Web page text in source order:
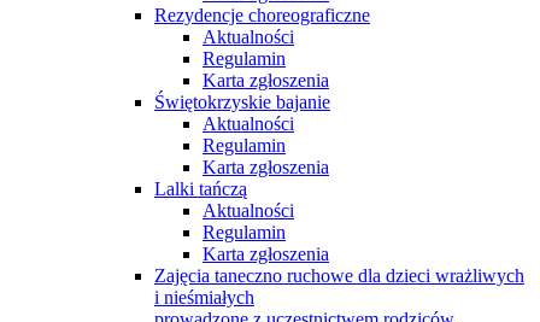
Rezydencje choreograficzne
Aktualności
Regulamin
Karta zgłoszenia
Świętokrzyskie bajanie
Aktualności
Regulamin
Karta zgłoszenia
Lalki tańczą
Aktualności
Regulamin
Karta zgłoszenia
Zajęcia taneczno ruchowe dla dzieci wrażliwych
i nieśmiałych